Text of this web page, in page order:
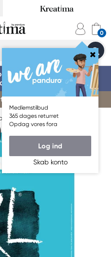
Medlemstilbud
365 dages returret
Opdag vores fora
Log ind
Skab konto
på for at benytte dig af
»
kursusstart – køb her »
Canson